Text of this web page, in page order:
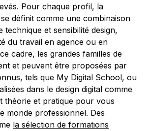
Pour chaque profil, la
définit comme une combinaison
technique et sensibilité design,
du travail en agence ou en
cadre, les grandes familles de
et peuvent être proposées par
tels que My Digital School, ou
dans le design digital comme
théorie et pratique pour vous
monde professionnel. Des
la sélection de formations